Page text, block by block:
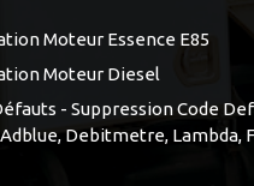
Moteur Essence E85
Moteur Diesel
- Suppression Code
Debitmetre, Lambda,